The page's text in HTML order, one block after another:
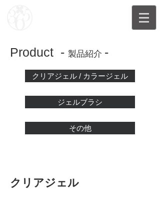
Product - 製品紹介 -
クリアジェル / カラージェル
ジェルブラシ
その他
クリアジェル